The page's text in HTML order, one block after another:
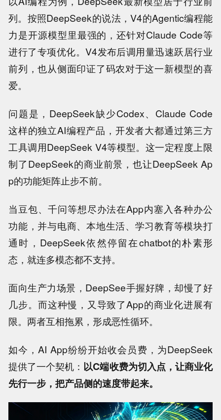
列。按照DeepSeek的说法，V4的Agentic编程能
力是开源模型里最强的，还针对Claude Code等
进行了专项优化。V4发布后调用量迅速跃居行业
前列，也从侧面印证了码农对于这一新模型的喜
爱。
问题是，DeepSeek缺少Codex、Claude Code
这样的独立AI编程产品，开发者大都通过第三方
工具调用DeepSeek V4等模型。这一定程度上限
制了DeepSeek的商业前景，也让DeepSeek Ap
p的功能矩阵止步不前。
当豆包、千问等想尽办法在App内塞入各种办公
功能，并与电商、本地生活、学习教育等模块打
通时，DeepSeek依然停留在chatbot的朴素形
态，就连多模态都不支持。
面向生产力场景，DeepSee手握好牌，却慢了好
几步。而这种慢，又导致了App的商业化进展有
限。两者互相拖累，形成恶性循环。
如今，AI App纷纷开始收会员费，为DeepSeek
提供了一个契机： 以C端收费为切入点，让商业化
先行一步，把产品侧的速度带起来。